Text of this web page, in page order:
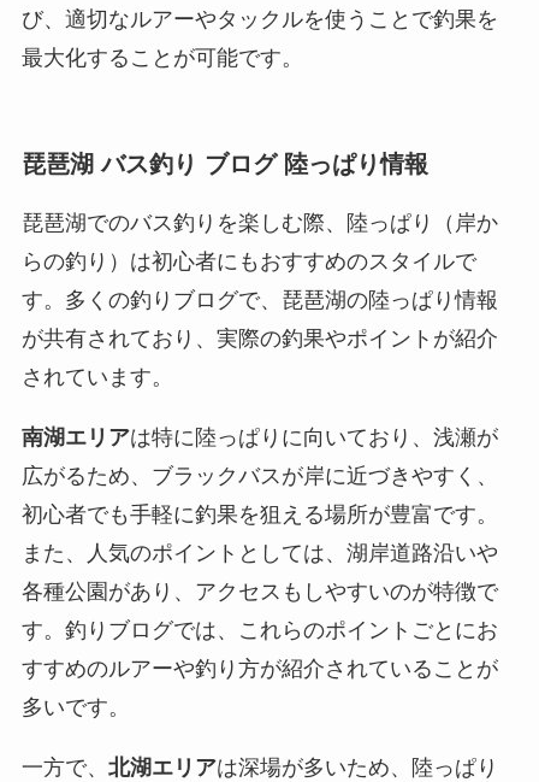
び、適切なルアーやタックルを使うことで釣果を
最大化することが可能です。
琵琶湖 バス釣り ブログ 陸っぱり情報
琵琶湖でのバス釣りを楽しむ際、陸っぱり（岸か
らの釣り）は初心者にもおすすめのスタイルで
す。多くの釣りブログで、琵琶湖の陸っぱり情報
が共有されており、実際の釣果やポイントが紹介
されています。
南湖エリアは特に陸っぱりに向いており、浅瀬が
広がるため、ブラックバスが岸に近づきやすく、
初心者でも手軽に釣果を狙える場所が豊富です。
また、人気のポイントとしては、湖岸道路沿いや
各種公園があり、アクセスもしやすいのが特徴で
す。釣りブログでは、これらのポイントごとにお
すすめのルアーや釣り方が紹介されていることが
多いです。
一方で、 北湖エリアは深場が多いため、陸っぱり